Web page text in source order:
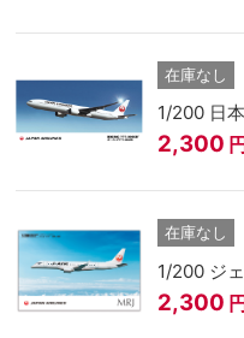
在庫なし
1/200 日
2,300 円
在庫なし
1/200 ジ
2,300